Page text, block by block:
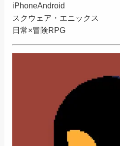
iPhoneAndroid
スクウェア・エニックス
日常×冒険RPG